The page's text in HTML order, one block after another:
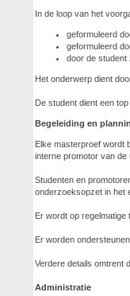
In de loop van het
geformuleerd
geformuleerd
door de student
Het onderwerp dient
De student dient een
Begeleiding en
Elke masterproef wordt
interne promotor van de
Studenten en
onderzoeksopzet in het
Er wordt op
Er worden
Verdere details omtrent
Administratie